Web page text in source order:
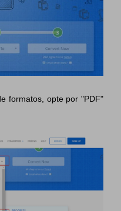
formatos, opte por "PDF"